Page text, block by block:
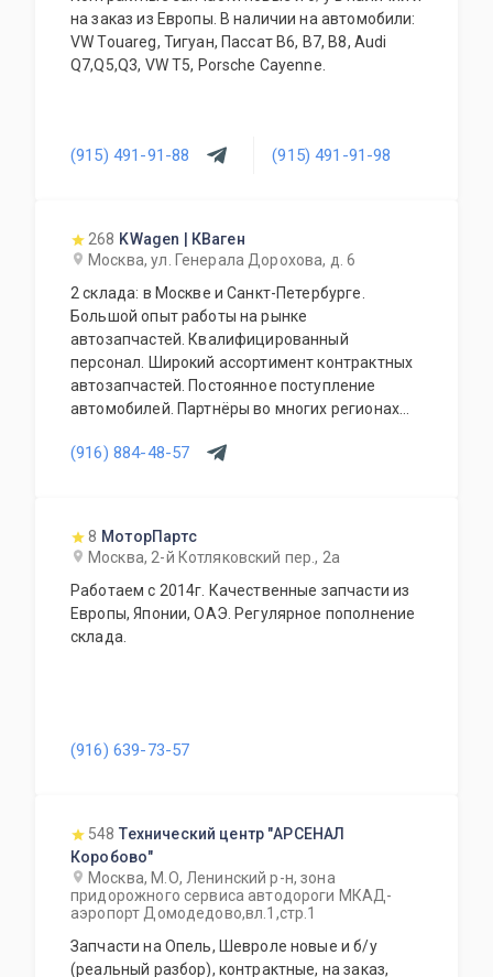
на заказ из Европы. В наличии на автомобили:
VW Touareg, Тигуан, Пассат В6, В7, В8, Audi
Q7,Q5,Q3, VW T5, Porsche Cayenne.
(915) 491-91-88 (915) 491-91-98
268 KWagen | КВаген
Москва, ул. Генерала Дорохова, д. 6
2 склада: в Москве и Санкт-Петербурге.
Большой опыт работы на рынке
автозапчастей. Квалифицированный
персонал. Широкий ассортимент контрактных
автозапчастей. Постоянное поступление
автомобилей. Партнёры во многих регионах
РФ Отправка по всей России и зарубеж
(916) 884-48-57
8 МоторПартс
Москва, 2-й Котляковский пер., 2а
Работаем с 2014г. Качественные запчасти из
Европы, Японии, ОАЭ. Регулярное пополнение
склада.
(916) 639-73-57
548 Технический центр "АРСЕНАЛ
Коробово"
Москва, М.О, Ленинский р-н, зона
придорожного сервиса автодороги МКАД-
аэропорт Домодедово,вл.1,стр.1
Запчасти на Опель, Шевроле новые и б/у
(реальный разбор), контрактные, на заказ,